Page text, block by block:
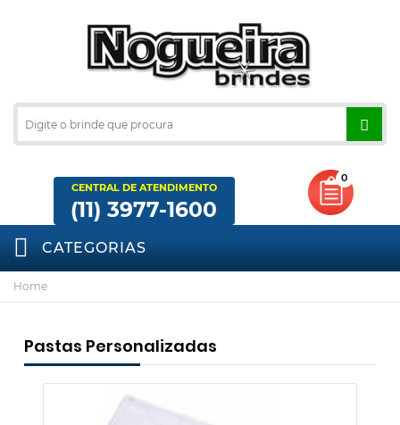
CENTRAL DE ATENDIMENTO
(11) 3977-1600
0
CATEGORIAS
Home
Pastas Personalizadas